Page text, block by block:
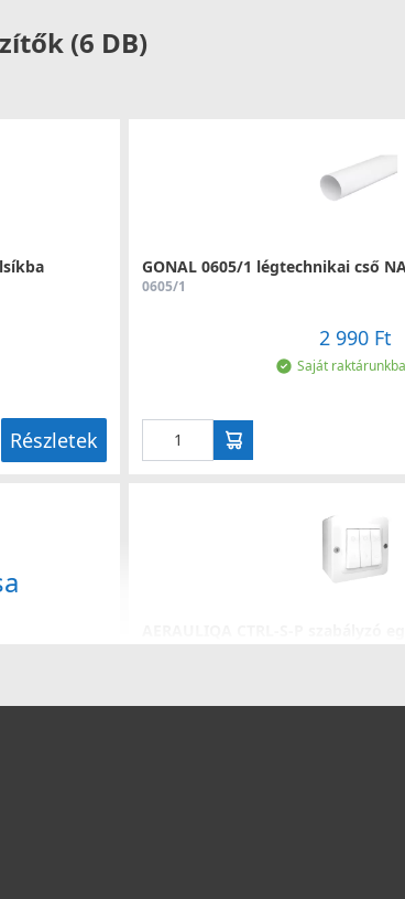
(6 DB)
Részletek
GONAL 0605/1 légtechnikai cső
0605/1
2 990 Ft
Saját
10 990 Ft